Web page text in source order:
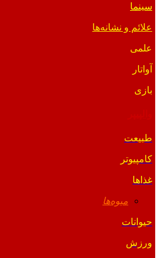
سینما
علائم و نشانه‌ها
علمی
آواتار
بازی
طبیعت
کامپیوتر
غذاها
میوه‌ها
حیوانات
ورزش